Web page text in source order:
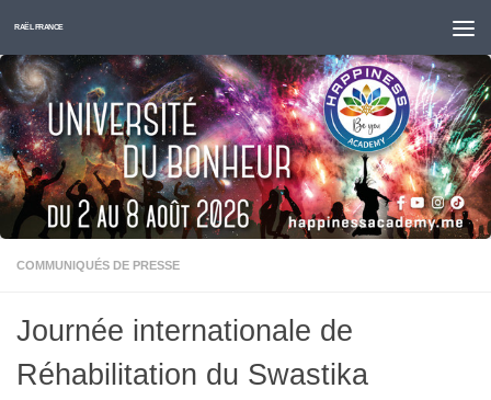
Skip to content
RAËL FRANCE
COMMUNIQUÉS DE PRESSE
Journée internationale de
Réhabilitation du Swastika